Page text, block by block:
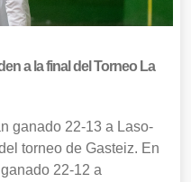
a la final del Torneo La
ganado 22-13 a Laso-
torneo de Gasteiz. En
22-12 a